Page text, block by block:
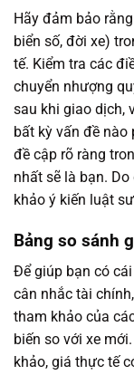
Hãy đảm bảo
biển số, đời xe)
tế. Kiểm tra các
chuyển nhượng
sau khi giao dịch,
bất kỳ vấn đề
đề cập rõ ràng
nhất sẽ là bạn.
khảo ý kiến luật
Bảng so sánh
Để giúp bạn có
cân nhắc tài
tham khảo của
biến so với xe
khảo, giá thực tế